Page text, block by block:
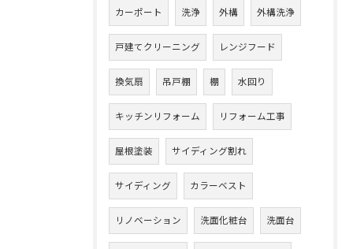
カーポート 洗浄 外構 外構洗浄
戸建てクリーニング レンジフード
換気扇 吊戸棚 棚 水回り
キッチンリフォーム リフォーム工事
屋根塗装 サイディング割れ
サイディング カラーベスト
リノベーション 洗面化粧台 洗面台